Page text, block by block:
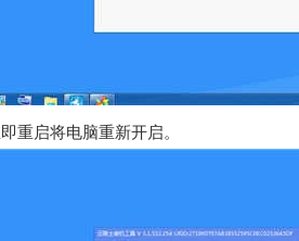
重启将电脑重新开启。